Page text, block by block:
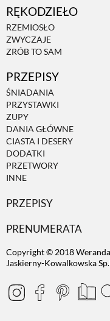
RĘKODZIEŁO
RZEMIOSŁO
ZWYCZAJE
ZRÓB TO SAM
PRZEPISY
ŚNIADANIA
PRZYSTAWKI
ZUPY
DANIA GŁÓWNE
CIASTA I DESERY
DODATKI
PRZETWORY
INNE
PRZEPISY
PRENUMERATA
Copyright © 2018
Jaskierny-Kowalkowska